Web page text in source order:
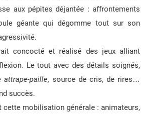
aux pépites déjantée : affrontements
géante qui dégomme tout sur son
concocté et réalisé des jeux alliant
Le tout avec des détails soignés,
attrape-paille, source de cris, de rires…
succès.
cette mobilisation générale : animateurs,